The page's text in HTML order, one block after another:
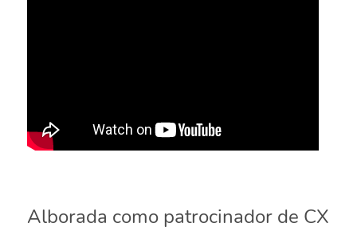
Alborada como patrocinador de CX